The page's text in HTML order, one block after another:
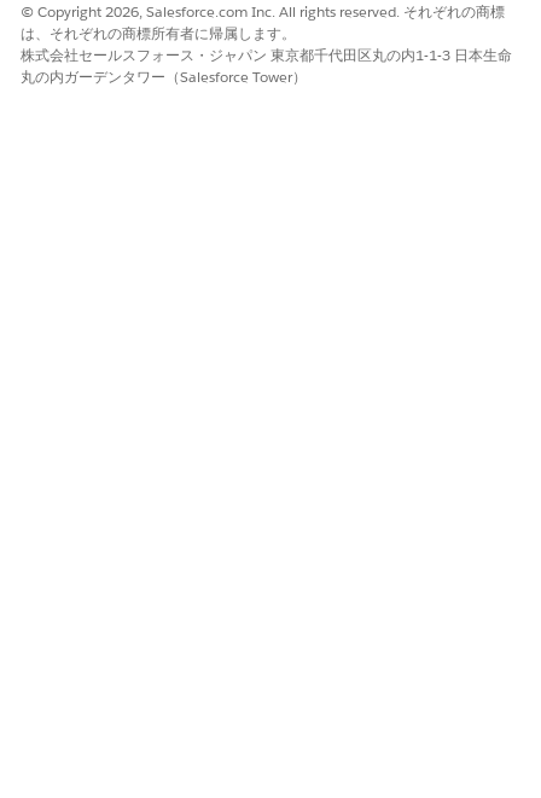
この記事で問題は解決されましたか?
ご意見をお待ちしております。
© Copyright 2026, Salesforce.com Inc. All rights reserved. それぞれの商標
は、それぞれの商標所有者に帰属します。
株式会社セールスフォース・ジャパン 東京都千代田区丸の内1-1-3 日本生命
丸の内ガーデンタワー（Salesforce Tower）